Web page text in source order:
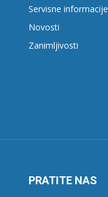
Servisne informacije
Novosti
Zanimljivosti
PRATITE NAS